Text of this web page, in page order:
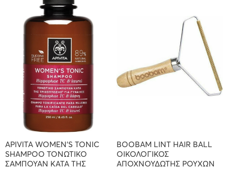
APIVITA WOMEN’S TONIC
SHAMPOO ΤΟΝΩΤΙΚΟ
ΣΑΜΠΟΥΑΝ ΚΑΤΑ ΤΗΣ
BOOBAM LINT HAIR BALL
ΟΙΚΟΛΟΓΙΚΟΣ
ΑΠΟΧΝΟΥΔΩΤΗΣ ΡΟΥΧΩΝ